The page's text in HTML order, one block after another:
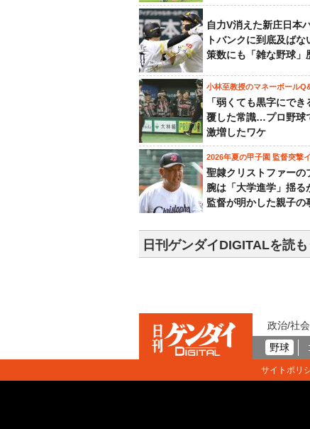
自力V消えた新庄日本
トバンクに到底及ば
策数にも「雑な野球」
小林至教授のマネーボール
「弱くても黒字にで
覆した常識…プロ野球
激増したワケ
2026年夏の甲子園 監督突撃
聖隷クリストファーの
腕は「大学進学」揺
監督が明かした親子の
日刊ゲンダイDIGITALを読も
政治/社会
野球
サイトポリ